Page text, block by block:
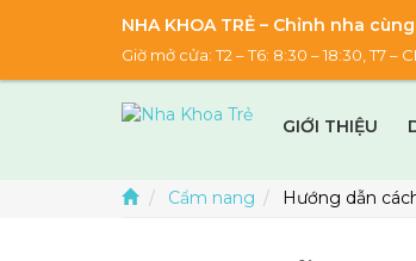
NHA KHOA TRẺ – Chỉnh nha
Giờ mở cửa: T2 – T6: 8:30 – 18:30, T7
GIỚI THIỆU
Cẩm nang Hướng dẫn